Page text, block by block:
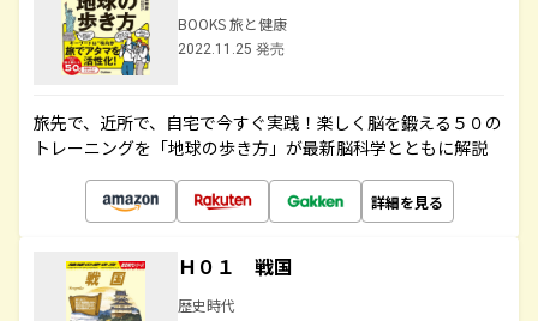
BOOKS 旅と健康
2022.11.25 発売
旅先で、近所で、自宅で今すぐ実践！楽しく脳を鍛える５０の
トレーニングを「地球の歩き方」が最新脳科学とともに解説
詳細を見る
Ｈ０１ 戦国
歴史時代